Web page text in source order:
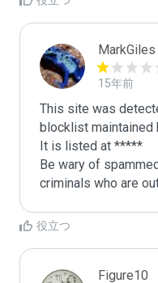
MarkGiles
15年前
This site was
blocklist maintained
It is listed at *****
Be wary of
criminals who are
役立つ
Figure10